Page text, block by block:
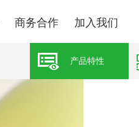
商务合作 加入我们
产品特性